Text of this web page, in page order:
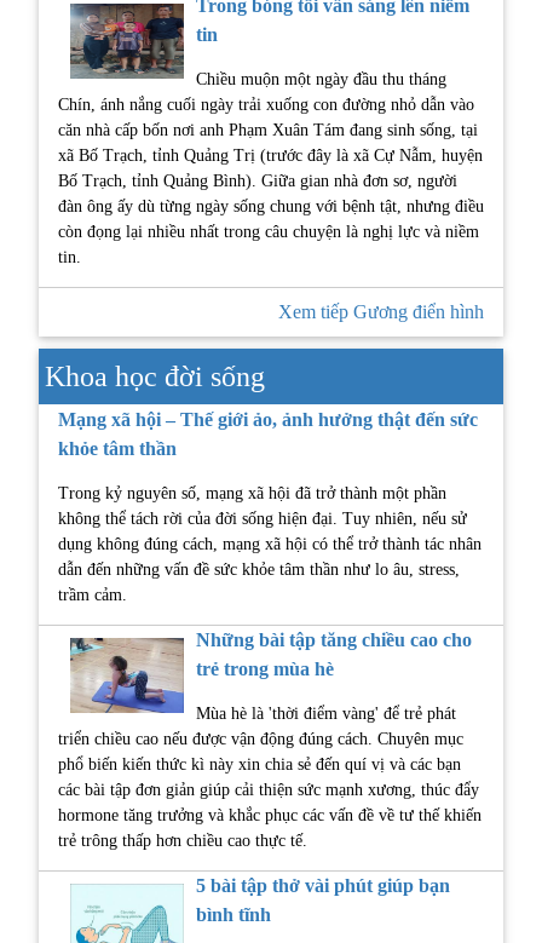
Trong bóng tối vẫn sáng lên niềm
tin
Chiều muộn một ngày đầu thu tháng
Chín, ánh nắng cuối ngày trải xuống con đường nhỏ dẫn vào
căn nhà cấp bốn nơi anh Phạm Xuân Tám đang sinh sống, tại
xã Bố Trạch, tỉnh Quảng Trị (trước đây là xã Cự Nẫm, huyện
Bố Trạch, tỉnh Quảng Bình). Giữa gian nhà đơn sơ, người
đàn ông ấy dù từng ngày sống chung với bệnh tật, nhưng điều
còn đọng lại nhiều nhất trong câu chuyện là nghị lực và niềm
tin.
Xem tiếp Gương điển hình
Khoa học đời sống
Mạng xã hội – Thế giới ảo, ảnh hưởng thật đến sức
khỏe tâm thần
Trong kỷ nguyên số, mạng xã hội đã trở thành một phần
không thể tách rời của đời sống hiện đại. Tuy nhiên, nếu sử
dụng không đúng cách, mạng xã hội có thể trở thành tác nhân
dẫn đến những vấn đề sức khỏe tâm thần như lo âu, stress,
trầm cảm.
Những bài tập tăng chiều cao cho
trẻ trong mùa hè
Mùa hè là 'thời điểm vàng' để trẻ phát
triển chiều cao nếu được vận động đúng cách. Chuyên mục
phổ biến kiến thức kì này xin chia sẻ đến quí vị và các bạn
các bài tập đơn giản giúp cải thiện sức mạnh xương, thúc đẩy
hormone tăng trưởng và khắc phục các vấn đề về tư thế khiến
trẻ trông thấp hơn chiều cao thực tế.
5 bài tập thở vài phút giúp bạn
bình tĩnh